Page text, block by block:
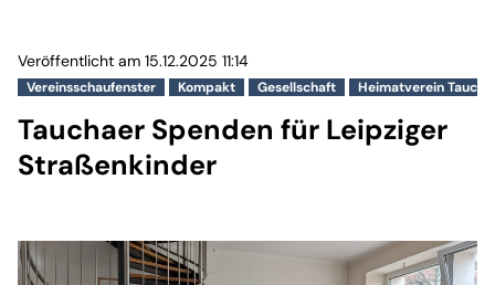
Vereinsschaufenster Kompakt Gesellschaft Heimatverein Taucha
Veröffentlicht am 15.12.2025 11:14
Tauchaer Spenden für Leipziger
Straßenkinder